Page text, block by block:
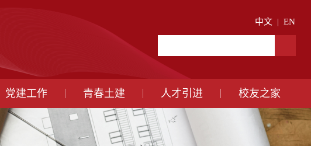
中文 | EN
党建工作 青春土建 人才引进 校友之家